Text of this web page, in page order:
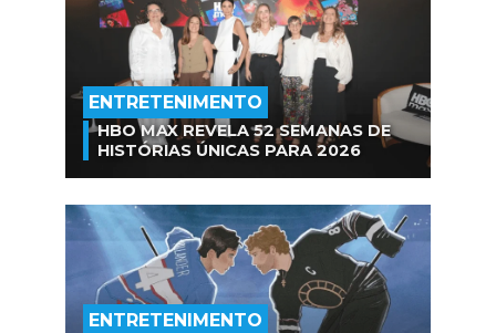
ENTRETENIMENTO
HBO MAX REVELA 52 SEMANAS DE
HISTÓRIAS ÚNICAS PARA 2026
ENTRETENIMENTO